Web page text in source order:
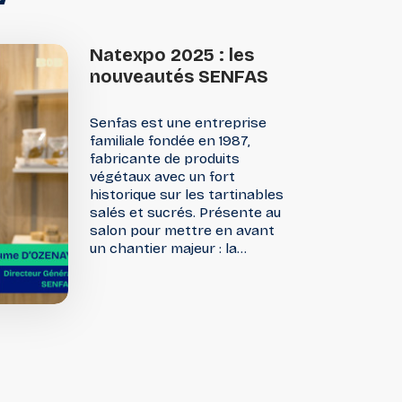
Préparation de fruits
Frais
desserts Superfood
Natexpo 2025 : les
nouveautés SENFAS
Senfas est une entreprise
familiale fondée en 1987,
fabricante de produits
végétaux avec un fort
historique sur les tartinables
salés et sucrés. Présente au
salon pour mettre en avant
un chantier majeur : la